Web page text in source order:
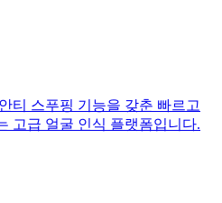
티 스푸핑 기능을 갖춘 빠르고
고급 얼굴 인식 플랫폼입니다.